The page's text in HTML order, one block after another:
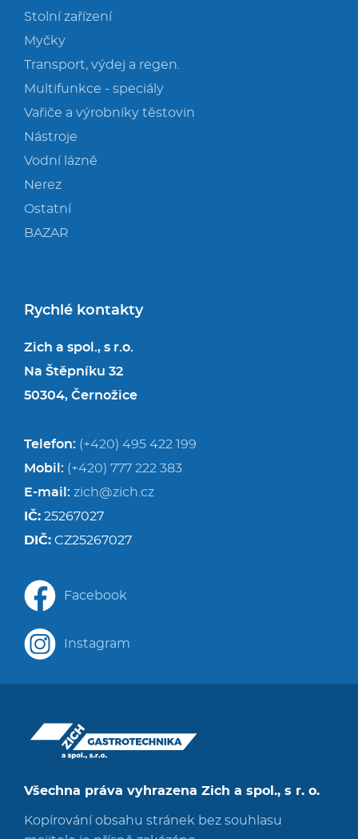
Všechna práva vyhrazena Zich a spol., s r. o.
Kopírování obsahu stránek bez souhlasu
Stolní zařízení
Myčky
Transport, výdej a regen.
Multifunkce - speciály
Vařiče a výrobníky těstovin
Nástroje
Vodní lázně
Nerez
Ostatní
BAZAR
Rychlé kontakty
Zich a spol., s r.o.
Na Štěpníku 32
50304, Černožice
Telefon: (+420) 495 422 199
Mobil: (+420) 777 222 383
E-mail: zich@zich.cz
IČ: 25267027
DIČ: CZ25267027
Facebook
Instagram